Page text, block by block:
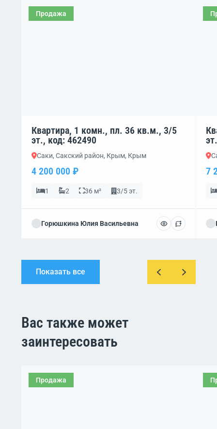
Продажа
Квартира, 1 комн., пл. 36 кв.м., 3/5
эт., код: 462490
Саки, Сакский район, Крым, Крым
4 200 000 ₽
1 2 36 м² 3/5 эт.
Горюшкина Юлия Васильевна
7
Показать все
Вас также может
заинтересовать
Продажа